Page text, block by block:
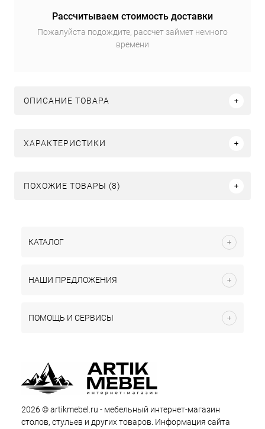
Рассчитываем стоимость доставки
Пожалуйста подождите, рассчет займет немного
времени
ОПИСАНИЕ ТОВАРА
ХАРАКТЕРИСТИКИ
ПОХОЖИЕ ТОВАРЫ (8)
КАТАЛОГ
НАШИ ПРЕДЛОЖЕНИЯ
ПОМОЩЬ И СЕРВИСЫ
2026 © artikmebel.ru - мебельный интернет-магазин
столов, стульев и других товаров. Информация сайта